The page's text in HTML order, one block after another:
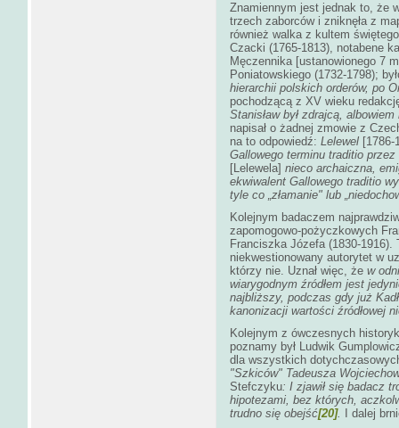
Znamiennym jest jednak to, że
trzech zaborców i zniknęła z
również walka z kultem
Czacki (1765-1813), notabene
Męczennika [ustanowionego 7
Poniatowskiego (1732-1798);
hierarchii polskich orderów, po
pochodzącą z XV wieku
Stanisław był zdrajcą,
napisał o żadnej zmowie z
na to odpowiedź: Lelewel
Gallowego terminu traditio
[Lelewela] nieco archaiczna,
ekwiwalent Gallowego traditio
tyle co „złamanie" lub
Kolejnym badaczem
zapomogowo-pożyczkowych
Franciszka Józefa (1830-1916).
niekwestionowany autorytet w
którzy nie. Uznał więc, że w
wiarygodnym źródłem jest
najbliższy, podczas gdy już
kanonizacji wartości źródłowej
Kolejnym z ówczesnych
poznamy był Ludwik
dla wszystkich
"Szkiców" Tadeusza
Stefczyku: I zjawił się badacz
hipotezami, bez których,
trudno się obejść[20].
I dalej